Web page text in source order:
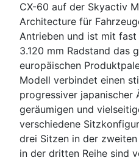
CX-60 auf der Skyactiv
Architecture für
Antrieben und ist mit
3.120 mm Radstand das
europäischen
Modell verbindet einen
progressiver japanischer
geräumigen und
verschiedene
drei Sitzen in der
in der dritten Reihe sind